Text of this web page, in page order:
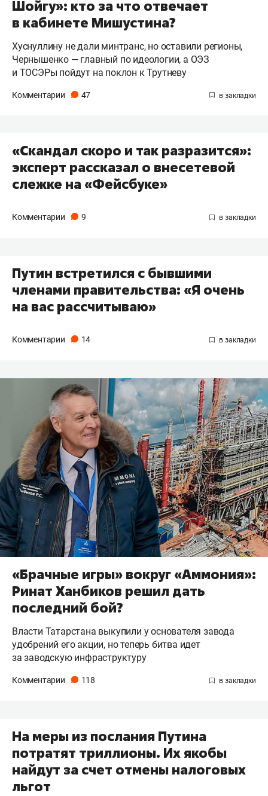
Шойгу»: кто за что отвечает
в кабинете Мишустина?
Хуснуллину не дали минтранс, но оставили регионы,
Чернышенко — главный по идеологии, а ОЭЗ
и ТОСЭРы пойдут на поклон к Трутневу
Комментарии 47
«Скандал скоро и так разразится»:
эксперт рассказал о внесетевой
слежке на «Фейсбуке»
Комментарии 9
Путин встретился с бывшими
членами правительства: «Я очень
на вас рассчитываю»
Комментарии 14
«Брачные игры» вокруг «Аммония»:
Ринат Ханбиков решил дать
последний бой?
Власти Татарстана выкупили у основателя завода
удобрений его акции, но теперь битва идет
за заводскую инфраструктуру
Комментарии 118
На меры из послания Путина
потратят триллионы. Их якобы
найдут за счет отмены налоговых
льгот